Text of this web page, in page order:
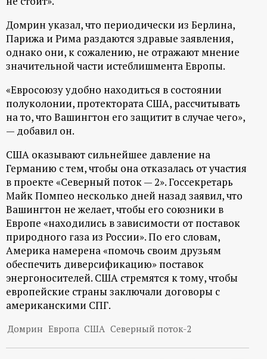
р
т
а
л
Домрин указал, что периодически из Берлина,
Парижа и Рима раздаются здравые заявления,
однако они, к сожалению, не отражают мнение
значительной части истеблишмента Европы.
«Евросоюзу удобно находиться в состоянии
полуколонии, протектората США, рассчитывать
на то, что Вашингтон его защитит в случае чего»,
— добавил он.
США оказывают сильнейшее давление на
Германию с тем, чтобы она отказалась от участия
в проекте «Северный поток — 2». Госсекретарь
Майк Помпео несколько дней назад заявил, что
Вашингтон не желает, чтобы его союзники в
Европе «находились в зависимости от поставок
природного газа из России». По его словам,
Америка намерена «помочь своим друзьям
обеспечить диверсификацию» поставок
энергоносителей. США стремятся к тому, чтобы
европейские страны заключали договоры с
американскими СПГ.
Домрин Европа США Северный поток-2